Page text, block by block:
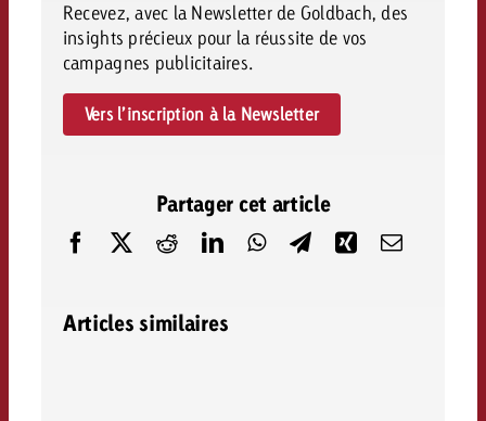
Recevez, avec la Newsletter de Goldbach, des
insights précieux pour la réussite de vos
campagnes publicitaires.
Vers l’inscription à la Newsletter
Partager cet article
Articles similaires